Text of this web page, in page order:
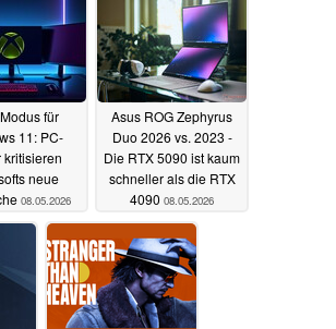
für
11: PC-
kritisieren
neue
08.05.2026
Asus ROG Zephyrus
Duo 2026 vs. 2023 -
Die RTX 5090 ist kaum
schneller als die RTX
4090 08.05.2026